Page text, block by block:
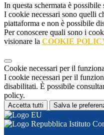
In questa schermata è
I cookie necessari sono quelli
piattaforma e non è possibile
Per conoscere quali sono i
visionare la COOKIE
Cookie necessari per il
I cookie necessari per il
disabilitati. È possibile
policy.
Accetta tutti Salva le
Istituto